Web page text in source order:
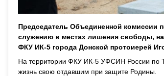
Председатель Объединенной комиссии
служению в местах лишения свободы,
ФКУ ИК-5 города Донской протоиерей
На территории ФКУ ИК-5 УФСИН России по
жизнь свою отдавшим при защите Родины.